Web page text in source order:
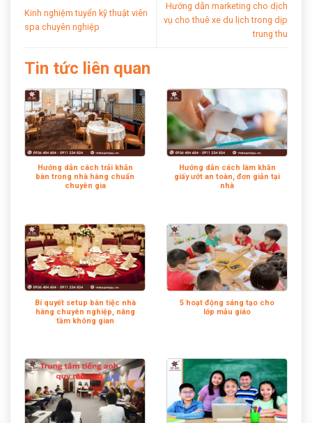
Kinh nghiệm tuyển kỹ thuật viên
spa chuyên nghiệp
Hướng dẫn marketing cho dịch
vụ cho thuê xe du lịch trong dịp
trung thu
Tin tức liên quan
Hướng dẫn cách trải khăn
bàn trong nhà hàng chuẩn
chuyên gia
Hướng dẫn cách làm khăn
giấy ướt an toàn, đơn giản tại
nhà
Bí quyết setup bàn tiệc nhà
hàng chuyên nghiệp, nâng
tầm không gian
5 hoạt động sáng tạo cho
lớp mẫu giáo